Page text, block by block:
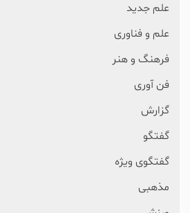
علم جدید
علم و فناوری
فرهنگ و هنر
فن آوری
گزارش
گفتگو
گفتگوی ویژه
مذهبی